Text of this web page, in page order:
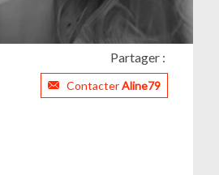
Partager :
ContacterAline79